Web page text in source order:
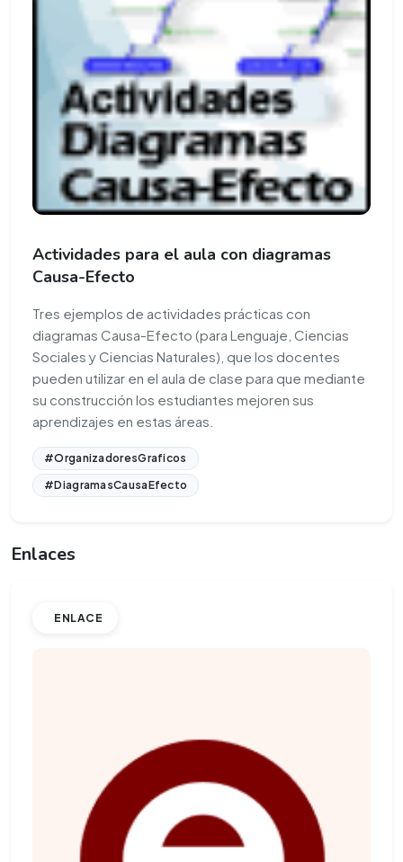
Actividades para el aula con diagramas
Causa-Efecto
Tres ejemplos de actividades prácticas con
diagramas Causa-Efecto (para Lenguaje, Ciencias
Sociales y Ciencias Naturales), que los docentes
pueden utilizar en el aula de clase para que mediante
su construcción los estudiantes mejoren sus
aprendizajes en estas áreas.
#OrganizadoresGraficos
#DiagramasCausaEfecto
Enlaces
ENLACE